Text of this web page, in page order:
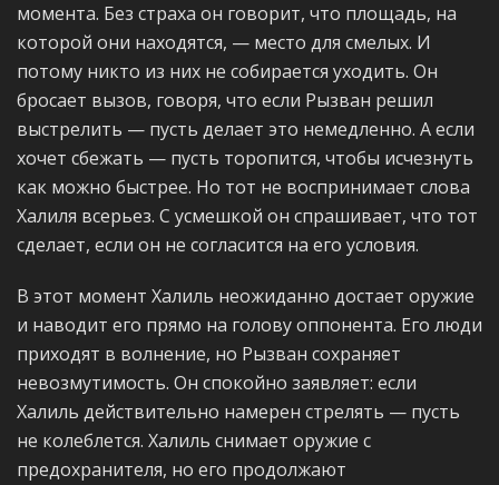
момента. Без страха он говорит, что площадь, на
которой они находятся, — место для смелых. И
потому никто из них не собирается уходить. Он
бросает вызов, говоря, что если Рызван решил
выстрелить — пусть делает это немедленно. А если
хочет сбежать — пусть торопится, чтобы исчезнуть
как можно быстрее. Но тот не воспринимает слова
Халиля всерьез. С усмешкой он спрашивает, что тот
сделает, если он не согласится на его условия.
В этот момент Халиль неожиданно достает оружие
и наводит его прямо на голову оппонента. Его люди
приходят в волнение, но Рызван сохраняет
невозмутимость. Он спокойно заявляет: если
Халиль действительно намерен стрелять — пусть
не колеблется. Халиль снимает оружие с
предохранителя, но его продолжают